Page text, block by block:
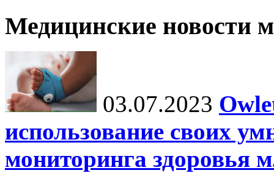
Медицинские новости
03.07.2023
использование своих
мониторинга здоровья